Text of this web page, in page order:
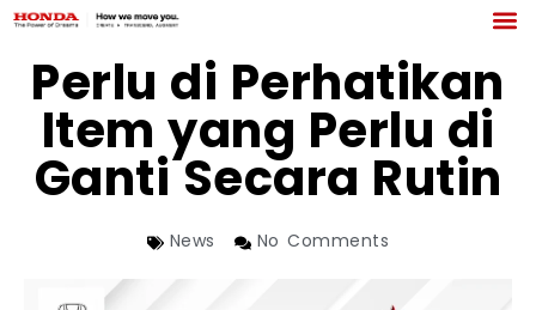
Perlu di Perhatikan
Item yang Perlu di
Ganti Secara Rutin
News No Comments